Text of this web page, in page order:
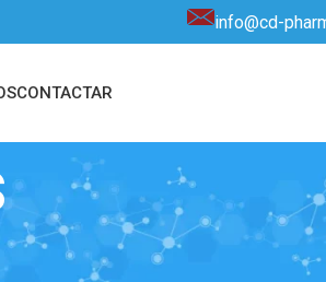
info@cd-
CONTACTAR